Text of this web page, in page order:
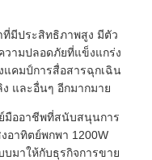
ที่มีประสิทธิภาพสูง มีตัว
ามปลอดภัยที่แข็งแกร่ง
แคมป์การสื่อสารฉุกเฉิน
และอื่นๆ อีกมากมาย
มืออาชีพที่สนับสนุนการ
อาทิตย์พกพา 1200W
มาให้กับธุรกิจการขาย